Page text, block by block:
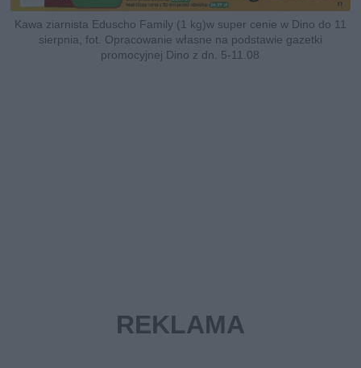
Kawa ziarnista Eduscho Family (1 kg)w super cenie w Dino do 11
sierpnia, fot. Opracowanie własne na podstawie gazetki
promocyjnej Dino z dn. 5-11.08